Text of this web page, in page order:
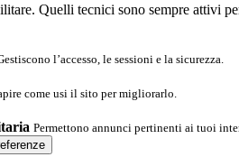
Quelli tecnici sono sempre attivi
l’accesso, le sessioni e la sicurezza.
come usi il sito per migliorarlo.
Permettono annunci pertinenti ai tuoi